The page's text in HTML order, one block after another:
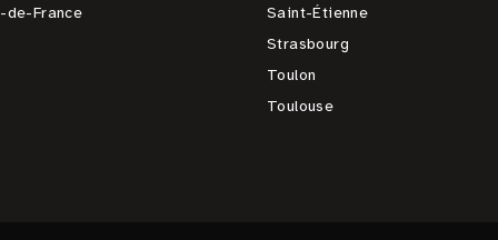
de-France
Saint-Étienne
Strasbourg
Toulon
Toulouse